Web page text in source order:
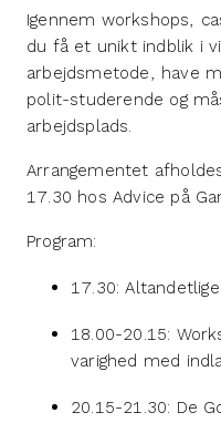
Igennem workshops,
du få et unikt indblik i
arbejdsmetode, have
polit-studerende og
arbejdsplads.
Arrangementet
17.30 hos Advice på
Program:
17.30:
18.00-20.15:
varighed med
20.15-21.30: De